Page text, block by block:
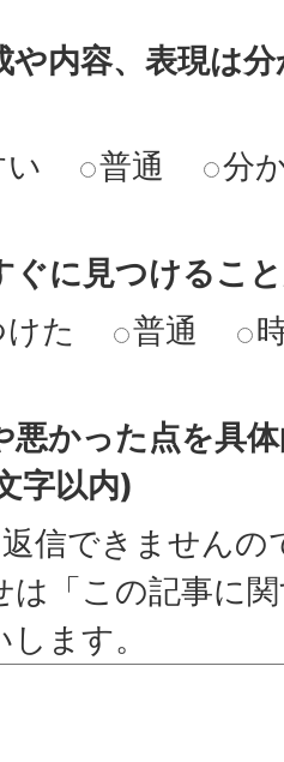
や内容、表現は
普通 分
ぐに見つけるこ
た
普通
悪かった点を具
字以内)
信できませんの
は「この記事に
ます。